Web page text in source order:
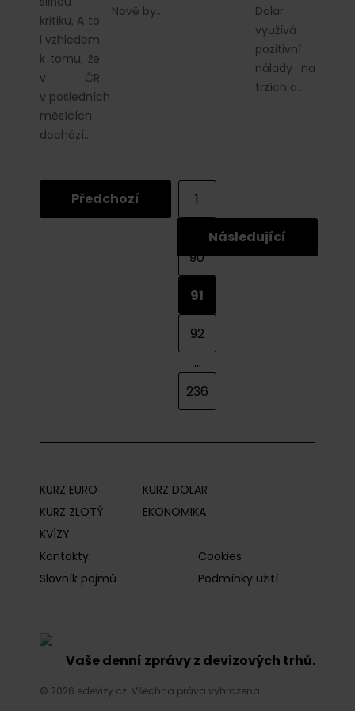
kritiku. A to
i vzhledem
k tomu, že
v ČR
v posledních
měsících
dochází…
Nově by…
Dolar
využívá
pozitivní
nálady na
trzích a…
Předchozí
1
90
91
92
...
236
Následující
KURZ EURO
KURZ DOLAR
KURZ ZLOTÝ
EKONOMIKA
KVÍZY
Kontakty
Cookies
Slovník pojmů
Podmínky užití
Vaše denní zprávy z devizových trhů.
© 2026 edevizy.cz. Všechna práva vyhrazena.